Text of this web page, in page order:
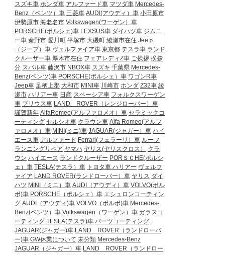
スズキ車 ホンダ車 アルファード車 マツダ車 Mercedes-
Benz（ベンツ）車 三菱車 AUDI(アウディ）車 小田原市
伊勢原市 海老名市 Volkswagen(ワーゲン）車
PORSCHE(ポルシェ)車 LEXSUS車 ダイハツ車 ジムニ
ー車 秦野市 愛川町 平塚市 大磯町 綾瀬市在住 Jeeｐ
（ジープ）車 ヴェルファイア車 東京都 テスラ車 ランド
クルーザー車 厚木市在住 フェアレディZ車 ご挨拶 挨拶
分 スバル車 藤沢市 NBOX車 スズキ 千葉県 Mercedes-
Benz(ベンツ)車 PORSCHE(ポルシェ）車 ワゴンR車
Jeep車 足柄上郡 大和市 MINI車 川崎市 ホンダ Z32車 綾
瀬市 ハリアー車 日産 スペーシア車 フォルクスワーゲン
車 プリウス車 LAND ROVER（レンジローバー）車
謹賀新年 AlfaRomeo(アルファロメオ）車 セラミックコ
ーティング セルシオ車 クラウン車 Alfa Romeo(アルフ
ァロメオ）車 MINI(ミニ)車 JAGUAR(ジャガー）車 ハイ
エース車 アルファード Ferrari(フェラーリ）車 ルーフ
ランニングリペア ヤマハ ヤリス(ヤリスクロス）
クラ
ウン ハイエース ランドクルーザー PORＳＣHE(ポルシ
ェ）車 TESLA(テスラ）車 トヨタ車 ハリアー ヴェルフ
ァイア LAND ROVER(ランドローバー）車 ヤリス ダイ
ハツ MINI（ミニ）車 AUDI（アウディ）車 VOLVO(ボル
ボ)車 PORSCHE（ポルシェ）車 エシュロンコーティン
グ AUDI（アウディ)車 VOLVO（ボルボ)車 Mercedes-
Benz(ベンツ）車 Volkswagen（ワーゲン）車 ガラスコ
ーティング TESLA(テスラ)車 パーツコーティング
JAGUAR(ジャガー)車 LAND ROVER（ランドローバ
ー)車 GW休業について 未分類 Mercedes-Benz
JAGUAR（ジャガー）車 LAND ROVER（ランドロー